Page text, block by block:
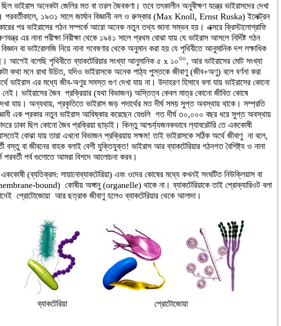
ভাইরাস অনেকটা জেলির মত বা তরল জৈবকণা। তবে তৎকালীন অনুবীক্ষণ যন্ত্রে ভাইরাসদের দেখা
পরবর্তীকালে, ১৯৩১ সালে জার্মান বিজ্ঞানী নল ও রুস্কার (Max Knoll, Ernst Ruska) ইলেক্ট্রন
পর ভাইরাসের গঠন সম্পর্কে আরো অনেক নতুন তথ্য জানা সম্ভব হয়। এক্সরে ক্রিস্টালোগ্রাফি
এর নানা পরীক্ষা নিরীক্ষা থেকে ১৯৪১ সালে প্রথম বোঝা যায় যে ভাইরাস আসলে নির্দিষ্ট গঠন
বা ভাইরোলজি নিয়ে নানা গবেষণার থেকে অনুমান করা হয় যে পৃথিবীতে আনুমানিক দশ লক্ষাধিক
আগেই বলেছি পৃথিবীতে ব্যাকটেরিয়ার সংখ্যা আনুমানিক ৫ x ১০৩০, আর ভাইরাসের মোট সংখ্যা
কথা মনে রাখা উচিত, যদিও ভাইরাসকে অনেক পাঠ্য পুস্তকে জীবাণু (জীব+অণু) বলে বর্ণনা করা
ভাইরাস এর মধ্যে জীব-অণুর সমস্ত গুণ দেখা যায় না। উদাহরণ হিসাবে বলা যায় ভাইরাসের কোনো
ভাইরাসের জৈব প্রক্রিয়ার (যথা বিভাজন) অস্তিত্ব কেবল মাত্র কোনো জীবিত কোষে
যায়। অন্যথায়, প্রকৃতিতে ভাইরাস জড় পদার্থের মত দীর্ঘ সময় সুপ্ত অবস্থায় থাকে। সম্প্রতি
এক প্রকার নতুন ভাইরাস আবিষ্কার করেছেন যেগুলি গত দীর্ঘ ৩০,০০০ বছর ধরে সুপ্ত অবস্থায়
ঢাকা ছিল কোনো জৈব প্রক্রিয়া ছাড়াই। কিন্তু আশ্চর্য্যজনকভাবে ল্যাবরেটরি তে এককোষী
বোঝা যায় তারা এখনো বিভাজন প্রক্রিয়ায় সক্ষম! তাই ভাইরাসকে সঠিক অর্থে জীবাণু না বলে,
বস্তু বা জীবনের বাহক বলাই বেশী যুক্তিযুক্ত! ভাইরাস আর ব্যাকটেরিয়ার গঠনগত বৈশিষ্ট্য ও নানা
পরবর্তী পর্ব গুলোতে আমরা বিশদে আলোচনা করব।
এককোষী (ব্যতিক্রম: সায়ানোব্যাকটেরিয়া) এবং ওদের কোষের মধ্যে কখনই সংঘটিত নিউক্লিয়াস বা
bound) কোষীয় অঙ্গানু (organelle) থাকে না। ব্যাকটেরিয়াকে তাই প্রোক্যারিওট বলা
প্রোটোজোয়া আর ছত্রাক জীবাণু হলেও ব্যাকটেরিয়ার থেকে আলাদা।
ব্যাকটেরিয়া প্রোটোজোয়া